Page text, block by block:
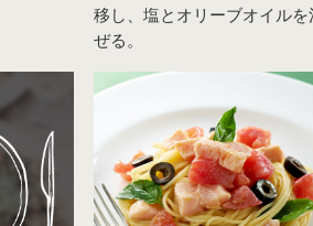
移し、塩とオリーブオイルを
ぜる。